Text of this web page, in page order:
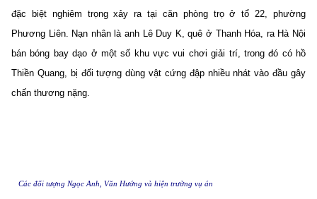
đặc biệt nghiêm trọng xảy ra tại căn phòng trọ ở tổ 22, phường
Phương Liên. Nạn nhân là anh Lê Duy K, quê ở Thanh Hóa, ra Hà Nội
bán bóng bay dạo ở một số khu vực vui chơi giải trí, trong đó có hồ
Thiền Quang, bị đối tượng dùng vật cứng đập nhiều nhát vào đầu gây
chấn thương nặng.
Các đối tượng Ngọc Anh, Văn Hướng và hiện trường vụ án